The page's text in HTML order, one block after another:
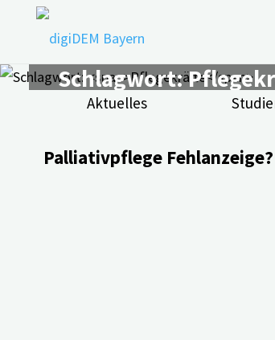
springen
Aktuelles
Schlagwort:
Palliativpflege Fehlanzeige?